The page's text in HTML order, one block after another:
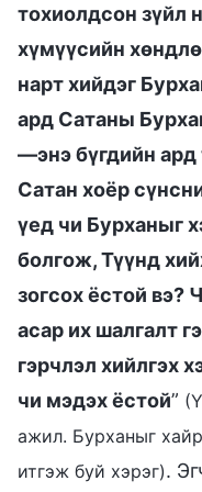
тохиолдсон зүйл
хүмүүсийн
нарт хийдэг
ард Сатаны
—энэ бүгдийн ард
Сатан хоёр
үед чи Бурханыг
болгож, Түүнд
зогсох ёстой вэ?
асар их шалгалт
гэрчлэл хийлгэх
чи мэдэх ёстой”
ажил. Бурханыг
итгэж буй хэрэг).